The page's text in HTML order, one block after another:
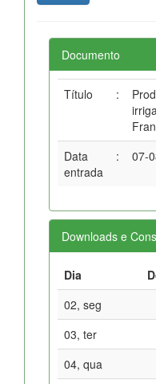
Documento
Título :
Data
entrada
: 07-
Downloads e
Dia
02, seg
03, ter
04, qua